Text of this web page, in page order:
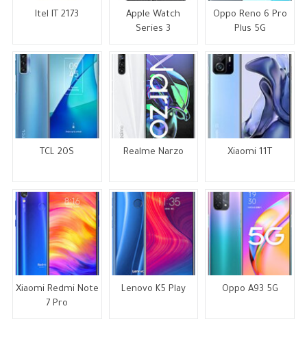
Itel IT 2173
Apple Watch
Series 3
Oppo Reno 6 Pro
Plus 5G
TCL 20S Realme Narzo Xiaomi 11T
Xiaomi Redmi Note
7 Pro
Lenovo K5 Play Oppo A93 5G